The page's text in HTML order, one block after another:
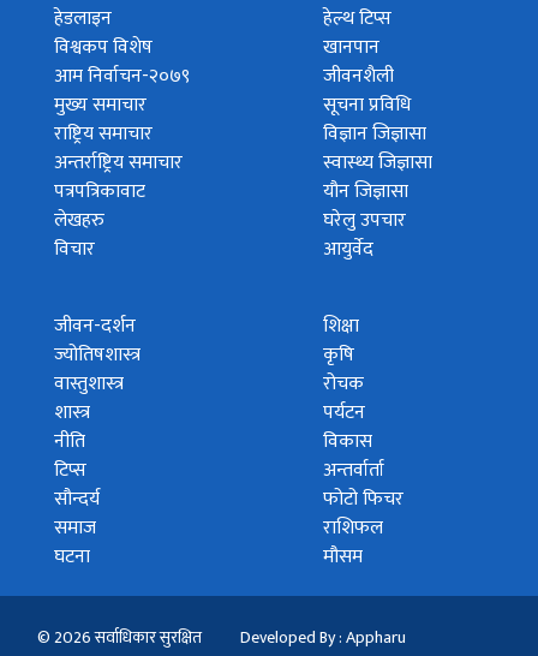
हेडलाइन
विश्वकप विशेष
आम निर्वाचन-२०७९
मुख्य समाचार
राष्ट्रिय समाचार
अन्तर्राष्ट्रिय समाचार
पत्रपत्रिकावाट
लेखहरु
विचार
हेल्थ टिप्स
खानपान
जीवनशैली
सूचना प्रविधि
विज्ञान जिज्ञासा
स्वास्थ्य जिज्ञासा
यौन जिज्ञासा
घरेलु उपचार
आयुर्वेद
जीवन-दर्शन
ज्योतिषशास्त्र
वास्तुशास्त्र
शास्त्र
नीति
टिप्स
सौन्दर्य
समाज
घटना
शिक्षा
कृषि
रोचक
पर्यटन
विकास
अन्तर्वार्ता
फोटो फिचर
राशिफल
मौसम
© 2026 सर्वाधिकार सुरक्षित Developed By : Appharu